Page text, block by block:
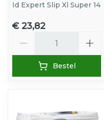
Id Expert Slip Xl Super 14
€ 23,82
Bestel